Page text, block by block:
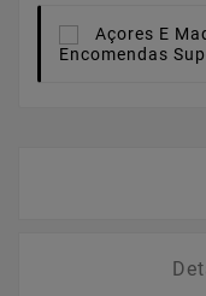
Açores E
Encomendas